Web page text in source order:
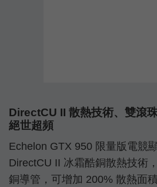
DirectCU II 散熱技術、雙滾
絕世超頻
Echelon GTX 950 限量版電競
DirectCU II 冰霜酷銅散熱技術
銅導管，可增加 200% 散熱面